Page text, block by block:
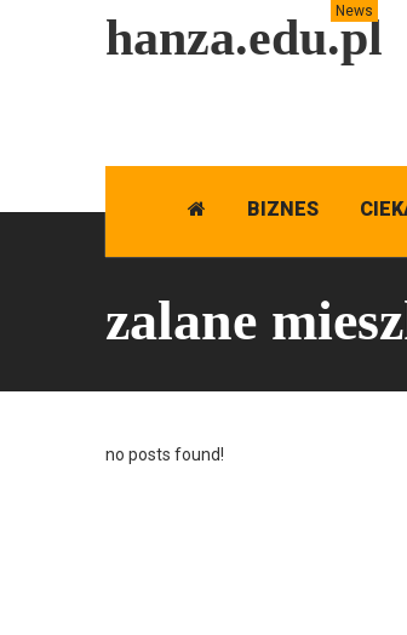
hanza.edu.pl
News
BIZNES
zalane
no posts found!